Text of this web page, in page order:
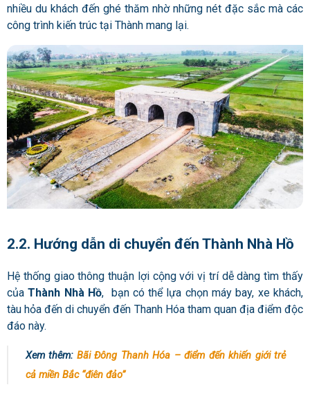
nhiều du khách đến ghé thăm nhờ những nét đặc sắc mà các
công trình kiến trúc tại Thành mang lại.
2.2. Hướng dẫn di chuyển đến Thành Nhà Hồ
Hệ thống giao thông thuận lợi cộng với vị trí dễ dàng tìm thấy
củaThành Nhà Hồ, bạn có thể lựa chọn máy bay, xe khách,
tàu hỏa đến di chuyển đến Thanh Hóa tham quan địa điểm độc
đáo này.
Xem thêm: Bãi Đông Thanh Hóa – điểm đến khiến giới trẻ
cả miền Bắc “điên đảo”